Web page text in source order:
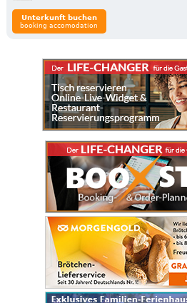
Unterkunft buchen
booking accomodation